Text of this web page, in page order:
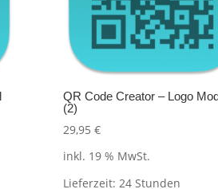
QR Code Creator – Logo
(2)
29,95 €
inkl. 19 % MwSt.
Lieferzeit: 24 Stunden